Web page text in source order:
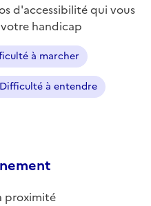
d'accessibilité qui vous
handicap
à marcher
Difficulté à entendre
proximité